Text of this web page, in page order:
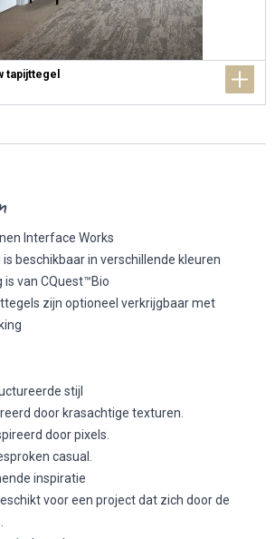
tapijttegel
Interface Works
beschikbaar in verschillende kleuren
is van CQuest™Bio
zijn optioneel verkrijgbaar met
stijl
door krasachtige texturen.
door pixels.
casual.
inspiratie
voor een project dat zich door de